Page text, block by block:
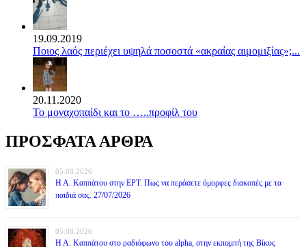
19.09.2019
Ποιος λαός περιέχει υψηλά ποσοστά «ακραίας αιμομιξίας»;...
20.11.2020
Το μοναχοπαίδι και το …..προφίλ του
ΠΡΟΣΦΑΤΑ ΑΡΘΡΑ
05.08.2026
Η Α. Καππάτου στην ΕΡΤ. Πως να περάσετε όμορφες διακοπές με τα
παιδιά σας. 27/07/2026
05.08.2026
Η Α. Καππάτου στο ραδιόφωνο του alpha, στην εκπομπή της Βίκυς